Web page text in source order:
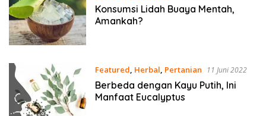
Konsumsi Lidah Buaya Mentah,
Amankah?
Featured, Herbal, Pertanian 11 Juni 2022
Berbeda dengan Kayu Putih, Ini
Manfaat Eucalyptus